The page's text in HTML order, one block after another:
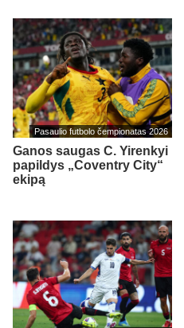
Pasaulio futbolo čempionatas 2026
Ganos saugas C. Yirenkyi
papildys „Coventry City“
ekipą